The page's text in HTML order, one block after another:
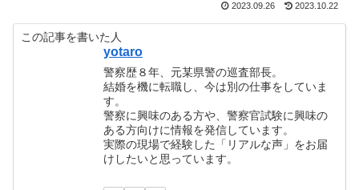
2023.09.26 2023.10.22
この記事を書いた人
yotaro
警察歴８年、元某県警の巡査部長。
結婚を機に転職し、今は別の仕事をしていま
す。
警察に興味のある方や、警察官試験に興味の
ある方向けに情報を発信しています。
実際の現場で経験した「リアルな声」をお届
けしたいと思っています。